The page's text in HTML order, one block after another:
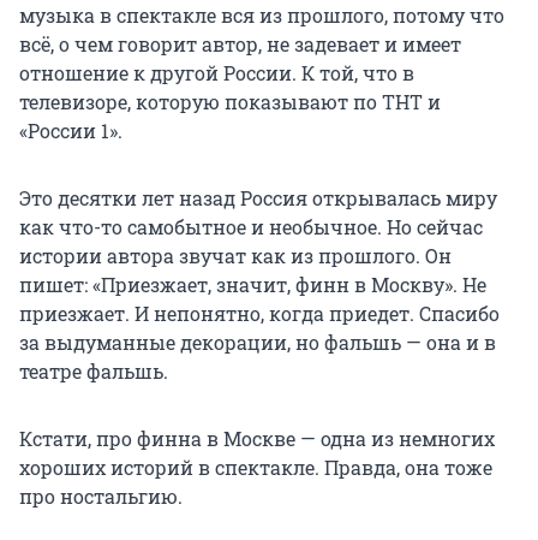
музыка в спектакле вся из прошлого, потому что
всё, о чем говорит автор, не задевает и имеет
отношение к другой России. К той, что в
телевизоре, которую показывают по ТНТ и
«России 1».
Это десятки лет назад Россия открывалась миру
как что-то самобытное и необычное. Но сейчас
истории автора звучат как из прошлого. Он
пишет: «Приезжает, значит, финн в Москву». Не
приезжает. И непонятно, когда приедет. Спасибо
за выдуманные декорации, но фальшь — она и в
театре фальшь.
Кстати, про финна в Москве — одна из немногих
хороших историй в спектакле. Правда, она тоже
про ностальгию.